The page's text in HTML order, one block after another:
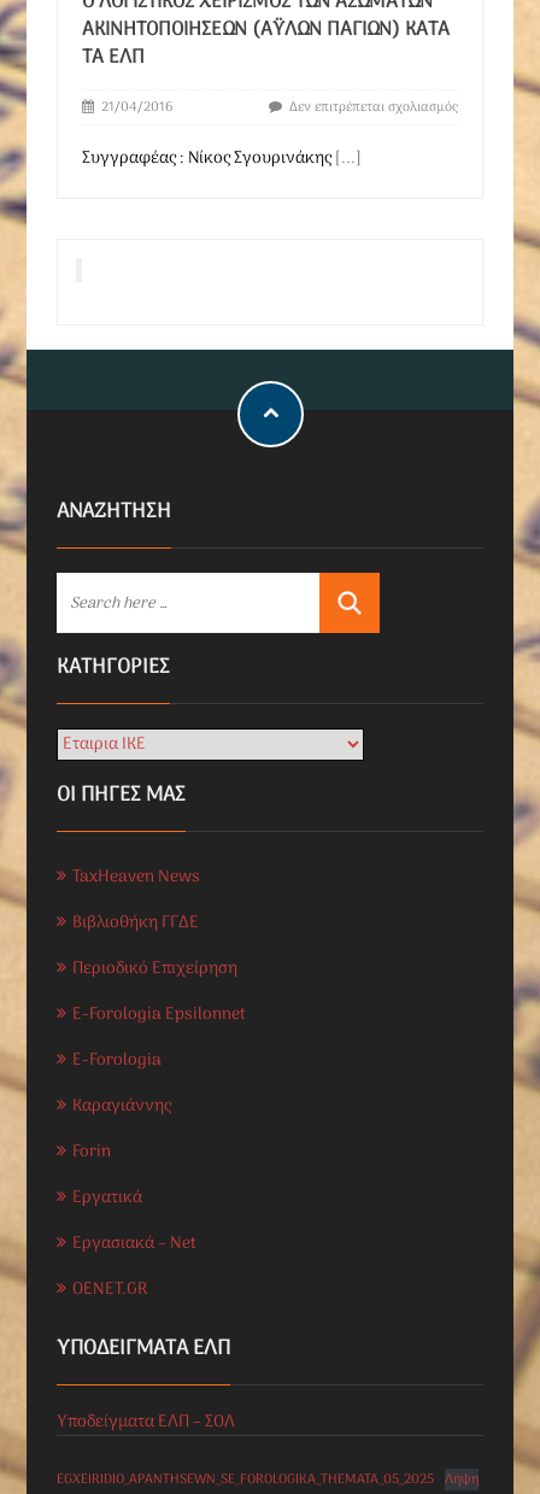
ΑΚΙΝΗΤΟΠΟΙΉΣΕΩΝ (ΆΥΛΩΝ ΠΑΓΊΩΝ) ΚΑΤΆ
ΤΑ ΕΛΠ
21/04/2016 Δεν επιτρέπεται σχολιασμός
Συγγραφέας : Νίκος Σγουρινάκης[...]
ΑΝΑΖΗΤΗΣΗ
KΑΤΗΓΟΡΊΕΣ
ΟΙ ΠΗΓΕΣ ΜΑΣ
TaxHeaven News
Βιβλιοθήκη ΓΓΔΕ
Περιοδικό Επιχείρηση
E-Forologia Epsilonnet
E-Forologia
Καραγιάννης
Forin
Εργατικά
Εργασιακά – Net
OENET.GR
ΥΠΟΔΕΊΓΜΑΤΑ ΕΛΠ
Υποδείγματα ΕΛΠ – ΣΟΛ
EGXEIRIDIO_APANTHSEWN_SE_FOROLOGIKA_THEMATA_05_2025 Λήψη